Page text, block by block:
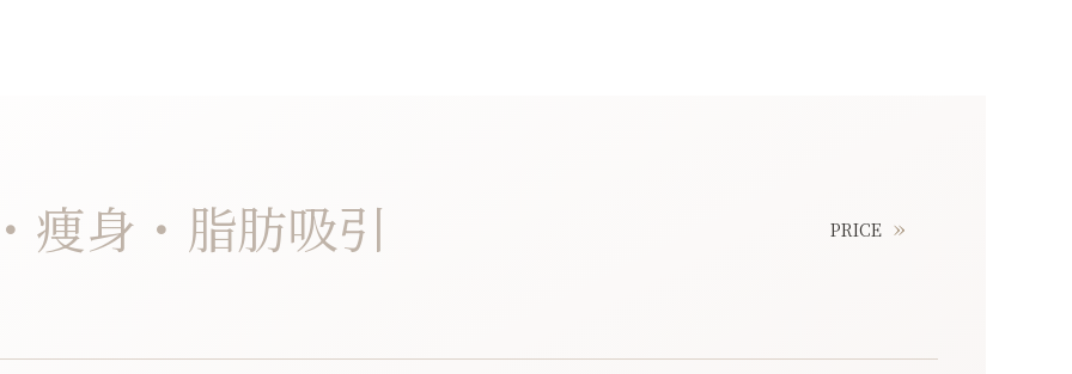
痩身・脂肪吸引 PRICE